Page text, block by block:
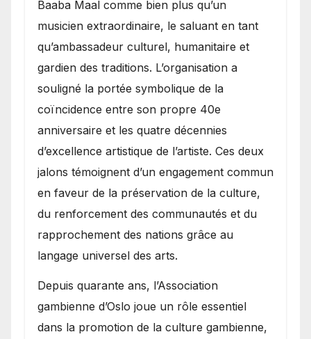
Baaba Maal comme bien plus qu’un
musicien extraordinaire, le saluant en tant
qu’ambassadeur culturel, humanitaire et
gardien des traditions. L’organisation a
souligné la portée symbolique de la
coïncidence entre son propre 40e
anniversaire et les quatre décennies
d’excellence artistique de l’artiste. Ces deux
jalons témoignent d’un engagement commun
en faveur de la préservation de la culture,
du renforcement des communautés et du
rapprochement des nations grâce au
langage universel des arts.
​Depuis quarante ans, l’Association
gambienne d’Oslo joue un rôle essentiel
dans la promotion de la culture gambienne,